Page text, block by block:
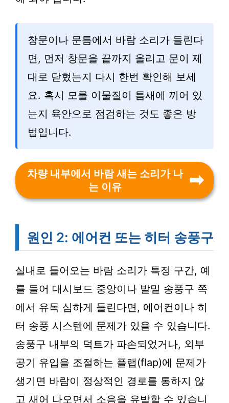
창문이나 문틈에서 바람 소리가 들린다
면, 먼저 창문을 끝까지 올리고 문이 제
대로 닫혔는지 다시 한번 확인해 보세
요. 혹시 모를 이물질이 틈새에 끼어 있
는지 육안으로 점검하는 것도 좋은 방
법입니다.
차량 내부에서 바람 새는 소리가 나
는 이유
원인 2: 에어컨 또는 히터 송풍구
실내로 들어오는 바람 소리가 특정 구간, 예
를 들어 대시보드 중앙이나 발밑 송풍구 쪽
에서 유독 심하게 들린다면, 에어컨이나 히
터 송풍 시스템에 문제가 있을 수 있습니다.
송풍구 내부의 덕트가 파손되었거나, 외부
공기 유입을 조절하는 플랩(flap)에 문제가
생기면 바람이 정상적인 경로를 통하지 않
고 새어 나오면서 소음을 유발할 수 있습니